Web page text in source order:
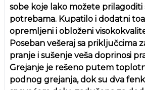
sobe koje lako možete prilagoditi
potrebama. Kupatilo i dodatni
opremljeni i obloženi
Poseban vešeraj sa priključcima
pranje i sušenje veša doprinosi
Grejanje je rešeno putem
podnog grejanja, dok su dva